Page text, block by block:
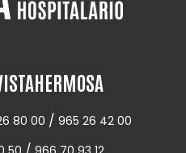
80 00 / 965 26 42 00